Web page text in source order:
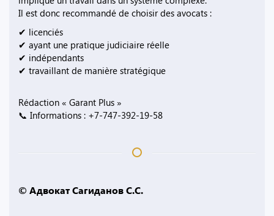
Il est donc recommandé de choisir des avocats :
✔ licenciés
✔ ayant une pratique judiciaire réelle
✔ indépendants
✔ travaillant de manière stratégique
Rédaction « Garant Plus »
📞 Informations : +7-747-392-19-58
© Адвокат Сагиданов С.С.